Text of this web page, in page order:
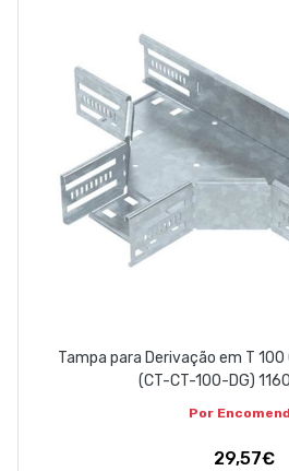
263 710 898 geral@luxivo.pt
Tampa para Derivação em T
(CT-CT-100-DG)
Por
29,57€